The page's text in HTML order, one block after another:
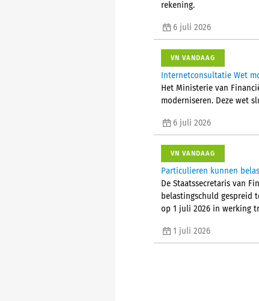
rekening.
6 juli 2026
VN VANDAAG
Internetconsultatie Wet
Het Ministerie van
moderniseren. Deze wet
6 juli 2026
VN VANDAAG
Particulieren kunnen
De Staatssecretaris van
belastingschuld gespreid
op 1 juli 2026 in werking
1 juli 2026